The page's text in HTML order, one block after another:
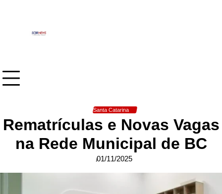
Santa Catarina
Rematrículas e Novas Vagas
na Rede Municipal de BC
01/11/2025